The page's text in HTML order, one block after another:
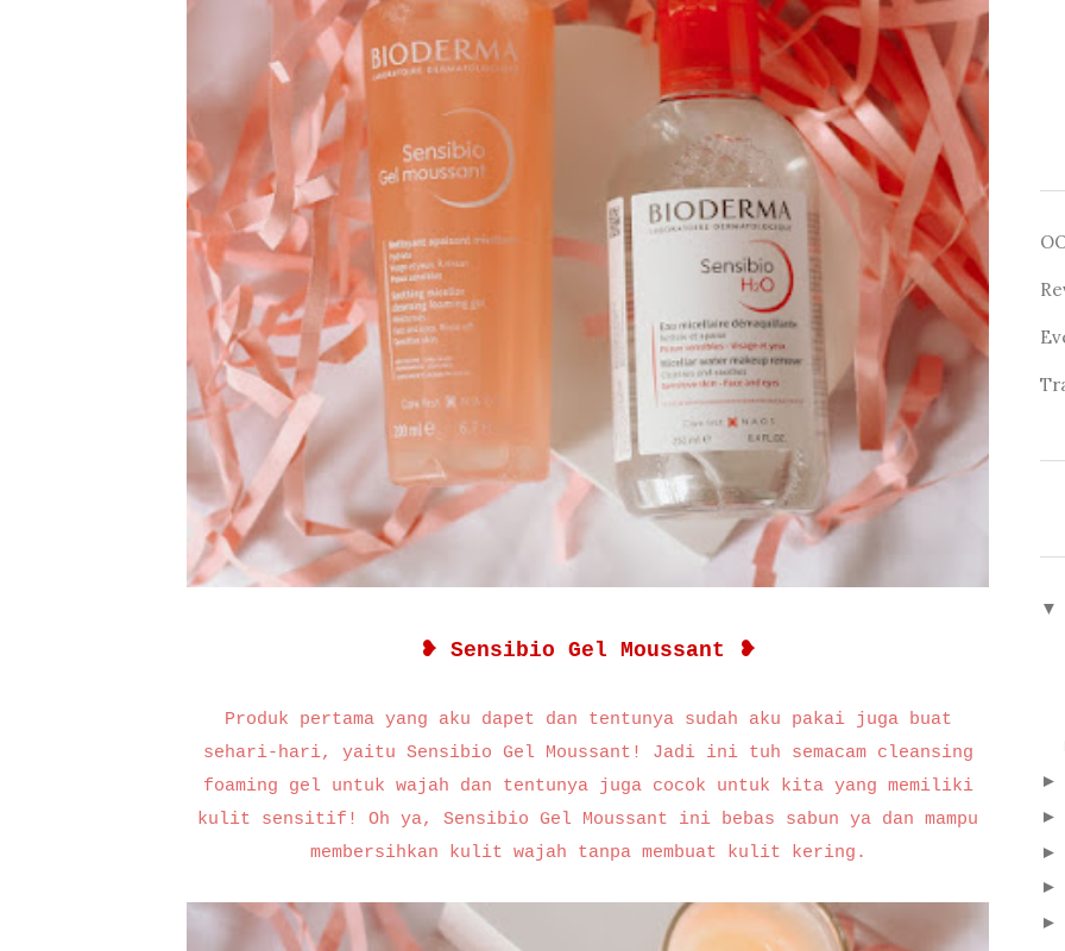
❥ Sensibio Gel Moussant ❥
Produk pertama yang aku dapet dan tentunya sudah aku pakai juga buat
sehari-hari, yaitu Sensibio Gel Moussant! Jadi ini tuh semacam cleansing
foaming gel untuk wajah dan tentunya juga cocok untuk kita yang memiliki
kulit sensitif! Oh ya, Sensibio Gel Moussant ini bebas sabun ya dan mampu
membersihkan kulit wajah tanpa membuat kulit kering.
▼